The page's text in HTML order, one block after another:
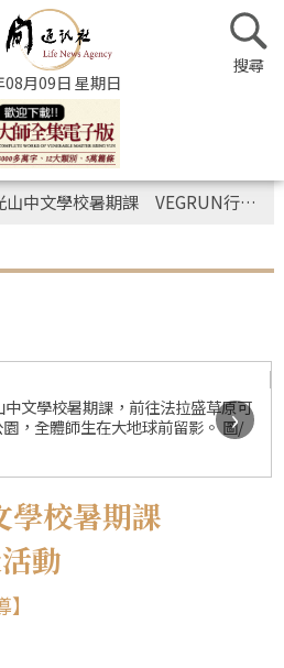
08月09日 星期日
中文學校暑期課 VEGRUN行走活動
文學校暑期課，前往法拉盛草原可
，全體師生在大地球前留影。 圖/
›
學校暑期課
動